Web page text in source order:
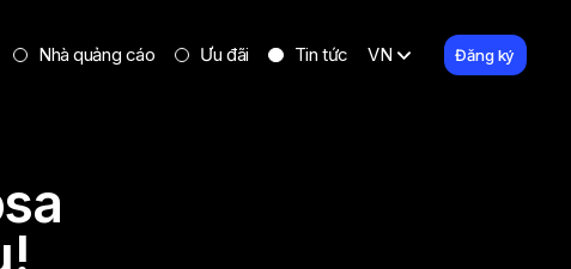
Nhà quảng cáo Ưu đãi Tin tức VN Đăng ký